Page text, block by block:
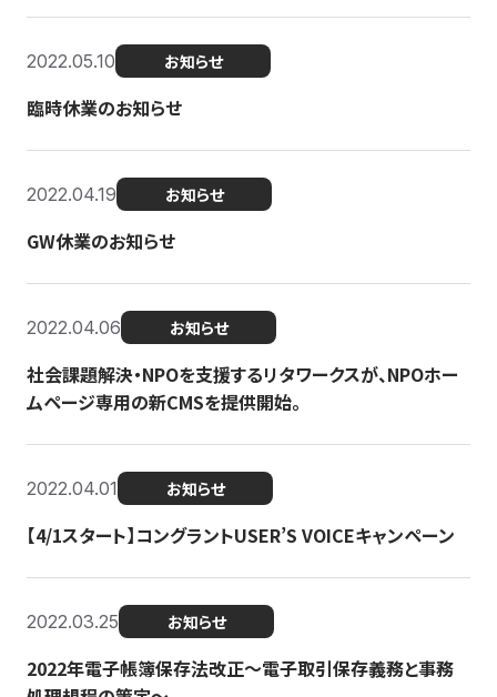
2022.05.10 お知らせ
臨時休業のお知らせ
2022.04.19 お知らせ
GW休業のお知らせ
2022.04.06 お知らせ
社会課題解決・NPOを支援するリタワークスが、NPOホー
ムページ専用の新CMSを提供開始。
2022.04.01 お知らせ
【4/1スタート】コングラントUSER’S VOICEキャンペーン
2022.03.25 お知らせ
2022年電子帳簿保存法改正～電子取引保存義務と事務